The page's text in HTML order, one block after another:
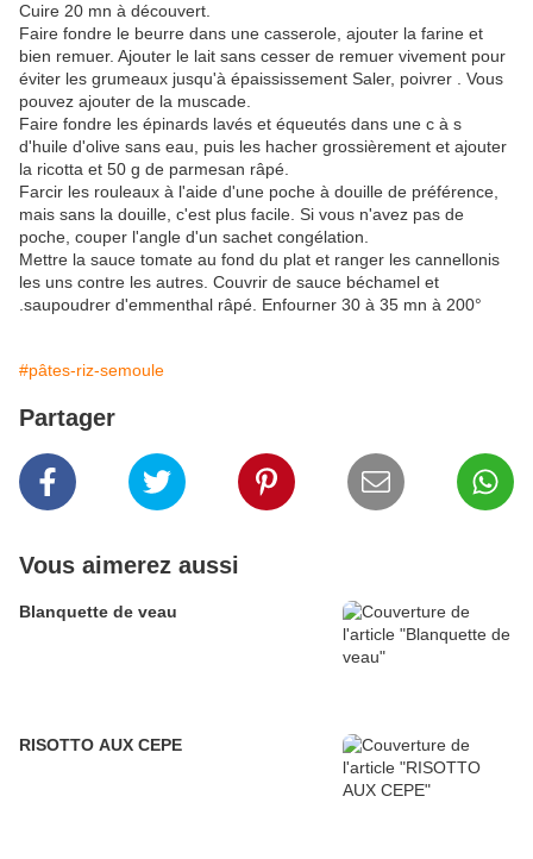
Cuire 20 mn à découvert.
Faire fondre le beurre dans une casserole, ajouter la farine et
bien remuer. Ajouter le lait sans cesser de remuer vivement pour
éviter les grumeaux jusqu'à épaississement Saler, poivrer . Vous
pouvez ajouter de la muscade.
Faire fondre les épinards lavés et équeutés dans une c à s
d'huile d'olive sans eau, puis les hacher grossièrement et ajouter
la ricotta et 50 g de parmesan râpé.
Farcir les rouleaux à l'aide d'une poche à douille de préférence,
mais sans la douille, c'est plus facile. Si vous n'avez pas de
poche, couper l'angle d'un sachet congélation.
Mettre la sauce tomate au fond du plat et ranger les cannellonis
les uns contre les autres. Couvrir de sauce béchamel et
.saupoudrer d'emmenthal râpé. Enfourner 30 à 35 mn à 200°
#pâtes-riz-semoule
Partager
Vous aimerez aussi
Blanquette de veau
RISOTTO AUX CEPE